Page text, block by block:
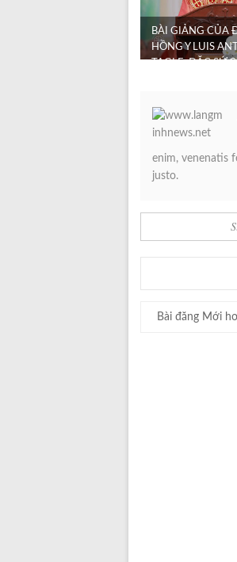
BÀI GIẢNG CỦA
HỒNG Y LUIS
TAGLE, ĐẶC SỨ
enim, venenatis
justo.
Bài đăng Mới